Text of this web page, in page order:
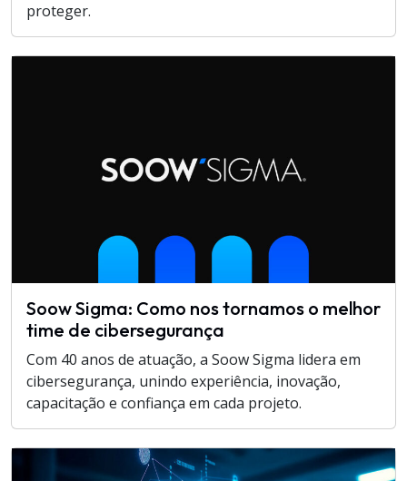
proteger.
Soow Sigma: Como nos tornamos o melhor
time de cibersegurança
Com 40 anos de atuação, a Soow Sigma lidera em
cibersegurança, unindo experiência, inovação,
capacitação e confiança em cada projeto.